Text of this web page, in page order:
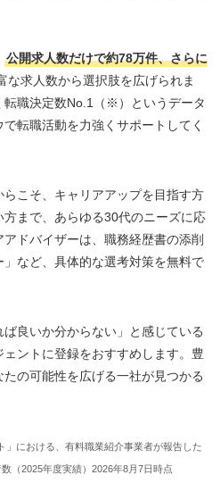
公開求人数だけで約78万件、さらに
な求人数から選択肢を広げられま
転職決定数No.1（※）というデータ
転職活動を力強くサポートしてく
こそ、キャリアアップを目指す方
まで、あらゆる30代のニーズに応
ドバイザーは、職務経歴書の添削
など、具体的な選考対策を無料で
ば良いか分からない」と感じている
ントに登録をおすすめします。豊
の可能性を広げる一社が見つかる
における、有料職業紹介事業者が報告した
（2025年度実績）2026年8月7日時点